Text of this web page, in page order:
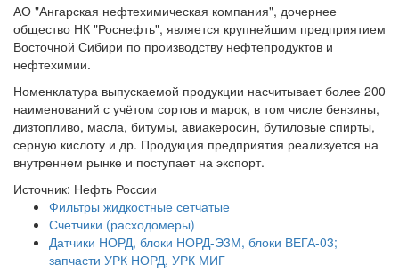
АО "Ангарская нефтехимическая компания", дочернее
общество НК "Роснефть", является крупнейшим предприятием
Восточной Сибири по производству нефтепродуктов и
нефтехимии.
Номенклатура выпускаемой продукции насчитывает более 200
наименований с учётом сортов и марок, в том числе бензины,
дизтопливо, масла, битумы, авиакеросин, бутиловые спирты,
серную кислоту и др. Продукция предприятия реализуется на
внутреннем рынке и поступает на экспорт.
Источник: Нефть России
Фильтры жидкостные сетчатые
Счетчики (расходомеры)
Датчики НОРД, блоки НОРД-Э3М, блоки ВЕГА-03;
запчасти УРК НОРД, УРК МИГ